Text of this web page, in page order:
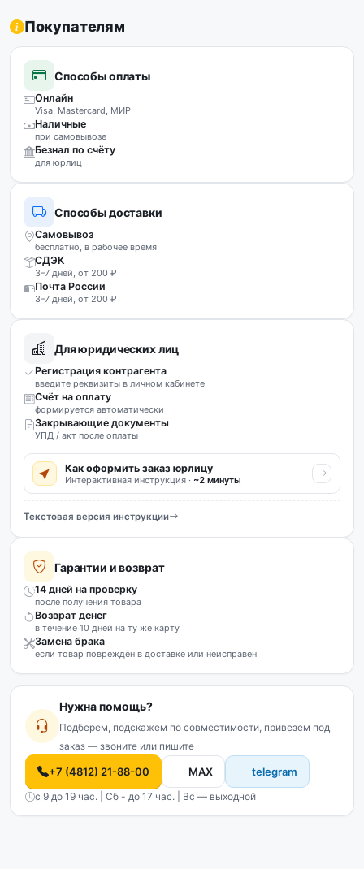
Покупателям
Способы оплаты
Онлайн
Visa, Mastercard, МИР
Наличные
при самовывозе
Безнал по счёту
для юрлиц
Способы доставки
Самовывоз
бесплатно, в рабочее время
СДЭК
3–7 дней, от 200 ₽
Почта России
3–7 дней, от 200 ₽
Для юридических лиц
Регистрация контрагента
введите реквизиты в личном кабинете
Счёт на оплату
формируется автоматически
Закрывающие документы
УПД / акт после оплаты
Как оформить заказ юрлицу
Интерактивная инструкция · ~2 минуты
Текстовая версия инструкции
Гарантии и возврат
14 дней на проверку
после получения товара
Возврат денег
в течение 10 дней на ту же карту
Замена брака
если товар повреждён в доставке или неисправен
Нужна помощь?
Подберем, подскажем по совместимости, привезем под
заказ — звоните или пишите
+7 (4812) 21-88-00 MAX telegram
с 9 до 19 час. | Сб - до 17 час. | Вс — выходной